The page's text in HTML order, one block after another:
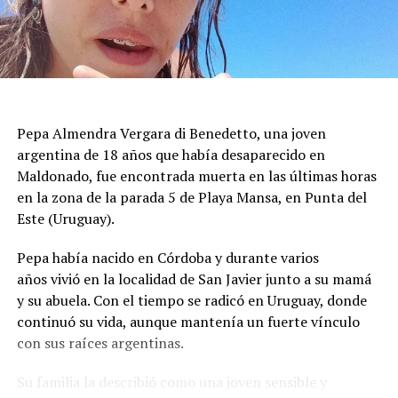
mantuvieron un operativo de inspección para evaluar
grietas, desprendimientos de revestimientos y posibles
riesgos de colapso. Las tareas priorizaron los inmuebles
con daños visibles antes de autorizar el regreso de los
zona.
El ministro de Protección Civil, Nello Musumeci, advirtió
sobre la continuidad de la actividad sísmica y señaló que
“nuevos eventos de magnitud superior a 3 podrían
las autoridades locales, que mantienen el monitoreo
para detectar réplicas y coordinar asistencia donde haga
falta.
Pepa Almendra Vergara di Benedetto, una joven
argentina de 18 años que había desaparecido en
Maldonado, fue encontrada muerta en las últimas horas
en la zona de la parada 5 de Playa Mansa, en Punta del
Este (Uruguay).
Pepa había nacido en Córdoba y durante varios
años vivió en la localidad de San Javier junto a su mamá
y su abuela. Con el tiempo se radicó en Uruguay, donde
continuó su vida, aunque mantenía un fuerte vínculo
con sus raíces argentinas.